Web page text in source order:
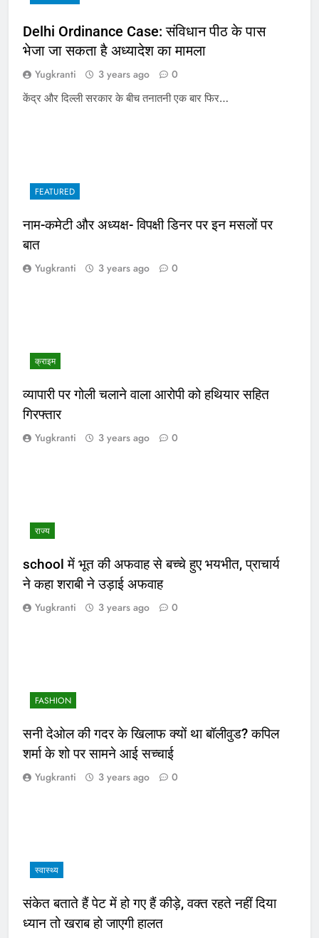
Delhi Ordinance Case: संविधान पीठ के पास
भेजा जा सकता है अध्यादेश का मामला
Yugkranti 3 years ago 0
केंद्र और दिल्ली सरकार के बीच तनातनी एक बार फिर…
FEATURED
नाम-कमेटी और अध्यक्ष- विपक्षी डिनर पर इन मसलों पर
बात
Yugkranti 3 years ago 0
क्राइम
व्यापारी पर गोली चलाने वाला आरोपी को हथियार सहित
गिरफ्तार
Yugkranti 3 years ago 0
राज्य
school में भूत की अफवाह से बच्चे हुए भयभीत, प्राचार्य
ने कहा शराबी ने उड़ाई अफवाह
Yugkranti 3 years ago 0
FASHION
सनी देओल की गदर के खिलाफ क्यों था बॉलीवुड? कपिल
शर्मा के शो पर सामने आई सच्चाई
Yugkranti 3 years ago 0
स्वास्थ्य
संकेत बताते हैं पेट में हो गए हैं कीड़े, वक्त रहते नहीं दिया
ध्यान तो खराब हो जाएगी हालत